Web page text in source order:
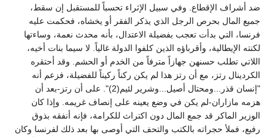
ضد أشراف الإقطاع. وفي سبيل الإثراء تحسباً للمستقبل إن سقط،
جميع المال بحرص الرجل الذي يذكر الفقر أو يخشاه، فحكمت عليه
فرنسا، التي بدأت تعجب بفضيلة الاعتدال، بأنه محدث نعمة، وساءتها
لكنته الإيطالية، وأقرباؤه الذين كلفوا الدولة غالياً. لا سيما بنات أخيه،
اللاتي تطلب حسنهن جهازاً مترفاً من الخدم أو الحشم. وقد أحتقره
الكردينال رتز، مع أن رتز هذا لم يكن ركناً ركيناً للفضيلة، فزعم أنه
"إنسان قذر...ومحتال أصيل...وشرير لئيم(2)". على أن رتز-بعد أن
هزمه مازاران-لم يكن في وضع يعينه على إنصاف غريمه. وإذا كان
الوزير الماكر قد جمع المال دون اكتراث للكرامة، فإنه أنفقه بذوق
رفيع، فملأ حجراته بالكتب والتحف التي أوصى بها بعد ذلك لفرنسا وكان